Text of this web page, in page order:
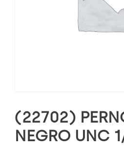
(22702)
NEGRO UNC